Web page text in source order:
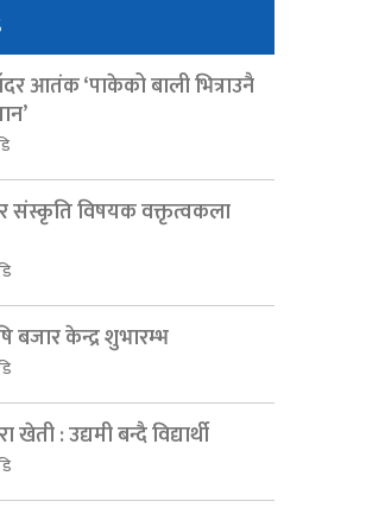
आतंक ‘पाकेको बाली भित्राउनै
र संस्कृति विषयक वक्तृत्वकला
बजार केन्द्र शुभारम्भ
खेती : उद्यमी बन्दै विद्यार्थी